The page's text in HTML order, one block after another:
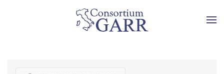
Skip to main content